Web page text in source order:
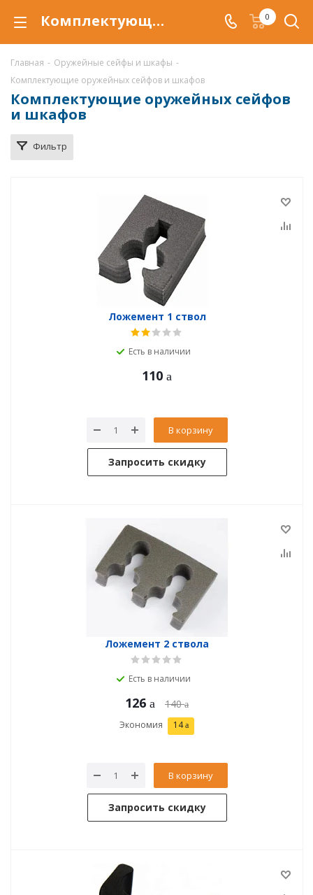
Комплектующие, ложементы под ружья и подставки для пистолетов купить в Астрахани 0
Главная - Оружейные сейфы и шкафы -
Комплектующие оружейных сейфов и шкафов
Комплектующие оружейных сейфов
и шкафов
Фильтр
Ложемент 1 ствол
Есть в наличии
110
В корзину
Запросить скидку
Ложемент 2 ствола
Есть в наличии
126 140
Экономия 14
В корзину
Запросить скидку